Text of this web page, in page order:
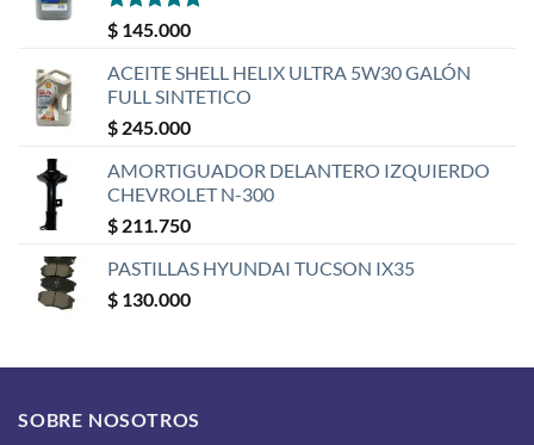
Valorado
con
$ 145.000
ACEITE SHELL HELIX ULTRA 5W30 GALÓN
FULL SINTETICO
$ 245.000
AMORTIGUADOR DELANTERO IZQUIERDO
CHEVROLET N-300
$ 211.750
PASTILLAS HYUNDAI TUCSON IX35
$ 130.000
SOBRE NOSOTROS